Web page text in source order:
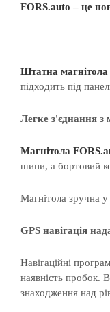
FORS.auto – це
Штатна
підходить під
Легке з'єднання
Магнітола
шини, а бортовий
Магнітола зручна у
GPS навігація
Навігаційні
наявність пробок.
знаходження над